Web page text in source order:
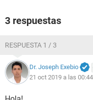
3 respuestas
RESPUESTA 1 / 3
Dr. Joseph Exebio
21 oct 2019 a las 00:44